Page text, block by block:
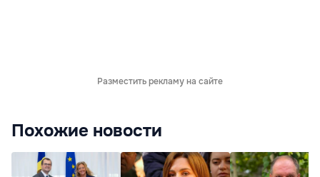
Разместить рекламу на сайте
Похожие новости